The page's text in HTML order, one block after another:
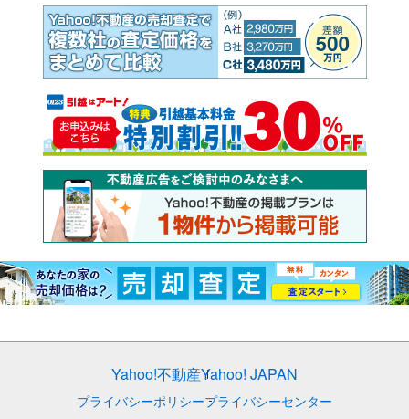
Yahoo!不動産Yahoo! JAPAN
プライバシーポリシープライバシーセンター